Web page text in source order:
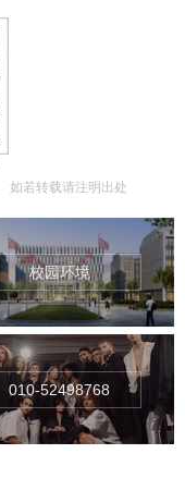
如若转载请注明出处
校园环境
010-52498768